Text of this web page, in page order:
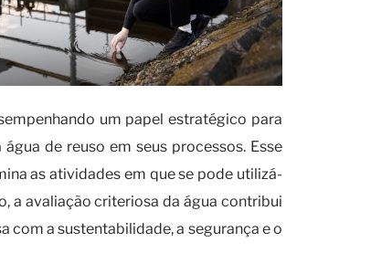
um papel estratégico para
de reuso em seus processos. Esse
as atividades em que se pode utilizá-
a avaliação criteriosa da água contribui
a sustentabilidade, a segurança e o